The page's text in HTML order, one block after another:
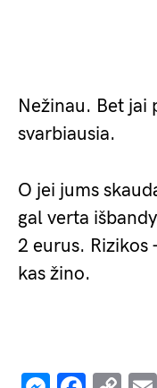
Nežinau. Bet jai
svarbiausia.
O jei jums
gal verta
2 eurus. Rizikos
kas žino.